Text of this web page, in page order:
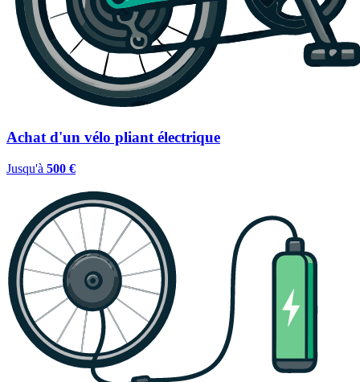
Achat d'un vélo pliant électrique
Jusqu'à 500 €